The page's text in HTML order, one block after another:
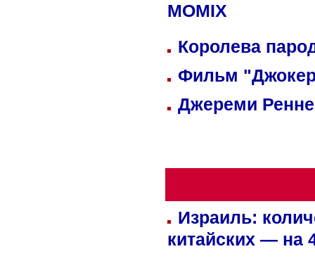
MOMIX
Королева
Фильм
Джереми
Израиль:
китайских — на